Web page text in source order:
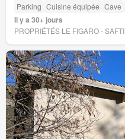
Parking Cuisine équipée Cave
Il y a 30+ jours
PROPRIÉTÉS LE FIGARO - SAFTI